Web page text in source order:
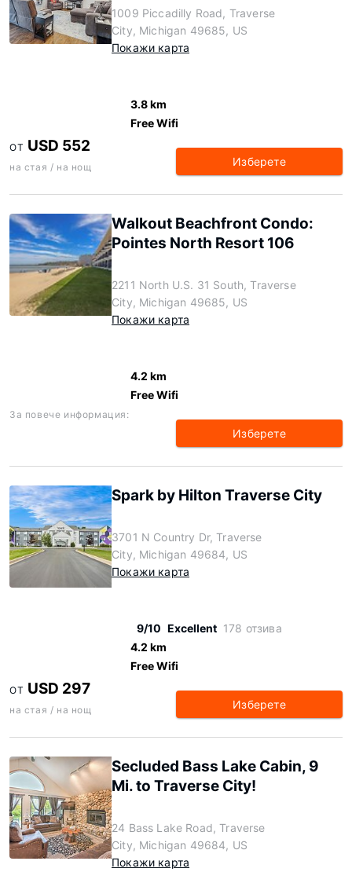
1009 Piccadilly Road, Traverse
City, Michigan 49685, US
Покажи карта
3.8 km
Free Wifi
ОТ USD 552
на стая / на нощ Изберете
Walkout Beachfront Condo:
Pointes North Resort 106
2211 North U.S. 31 South, Traverse
City, Michigan 49685, US
Покажи карта
4.2 km
Free Wifi
За повече информация:
Изберете
Spark by Hilton Traverse City
3701 N Country Dr, Traverse
City, Michigan 49684, US
Покажи карта
9/10 Excellent 178 отзива
4.2 km
Free Wifi
ОТ USD 297
на стая / на нощ Изберете
Secluded Bass Lake Cabin, 9
Mi. to Traverse City!
24 Bass Lake Road, Traverse
City, Michigan 49684, US
Покажи карта